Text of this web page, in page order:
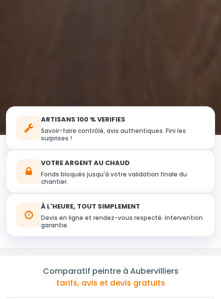
ARTISANS 100 % VERIFIES
Savoir-faire contrôlé, avis authentiques. Fini les
surprises !
VOTRE ARGENT AU CHAUD
Fonds bloqués jusqu'à votre validation finale du
chantier.
À L'HEURE, TOUT SIMPLEMENT
Devis en ligne et rendez-vous respecté. intervention
garantie.
Comparatif peintre à Aubervilliers
tarifs, avis et devis gratuits